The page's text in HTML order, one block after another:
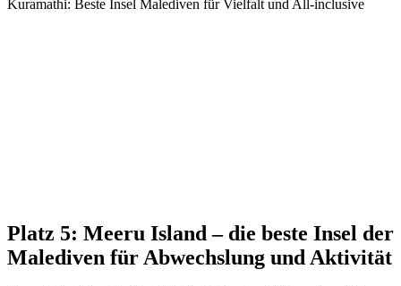
Kuramathi: Beste Insel Malediven für Vielfalt und All-inclusive
Platz 5: Meeru Island – die beste Insel der
Malediven für Abwechslung und Aktivität